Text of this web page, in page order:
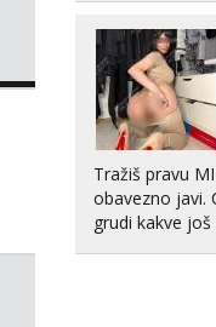
cekam te!
Tražiš pravu
obavezno javi.
grudi kakve još
će ti se